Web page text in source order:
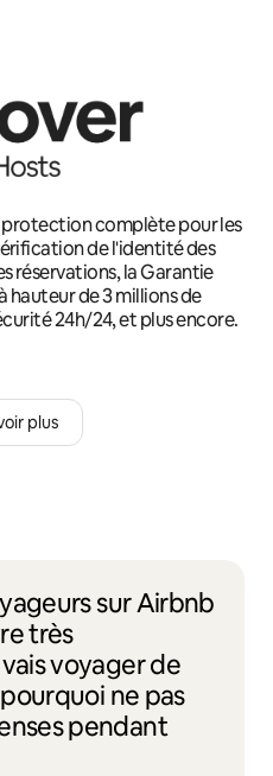
protection complète pour les
de l'identité des
réservations, la Garantie
hauteur de 3 millions de
24h/24, et plus encore.
plus
sur Airbnb
très
voyager de
ne pas
pendant